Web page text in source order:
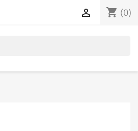
shopping_cart (0)
